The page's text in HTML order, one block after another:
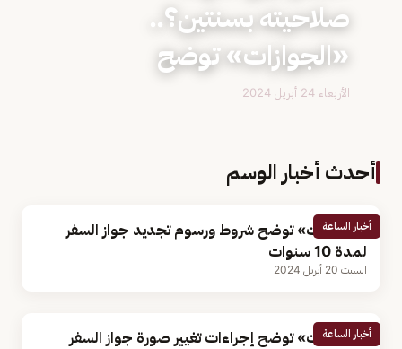
صلاحيته بسنتين؟..
«الجوازات» توضح
الأربعاء 24 أبريل 2024
أحدث أخبار الوسم
أخبار الساعة
«الجوازات» توضح شروط ورسوم تجديد جواز السفر
لمدة 10 سنوات
السبت 20 أبريل 2024
أخبار الساعة
«الجوازات» توضح إجراءات تغيير صورة جواز السفر